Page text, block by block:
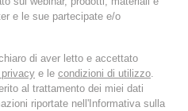
e le sue partecipate e/o
di aver letto e accettato
privacy e le condizioni di utilizzo.
al trattamento dei miei dati
riportate nell'Informativa sulla